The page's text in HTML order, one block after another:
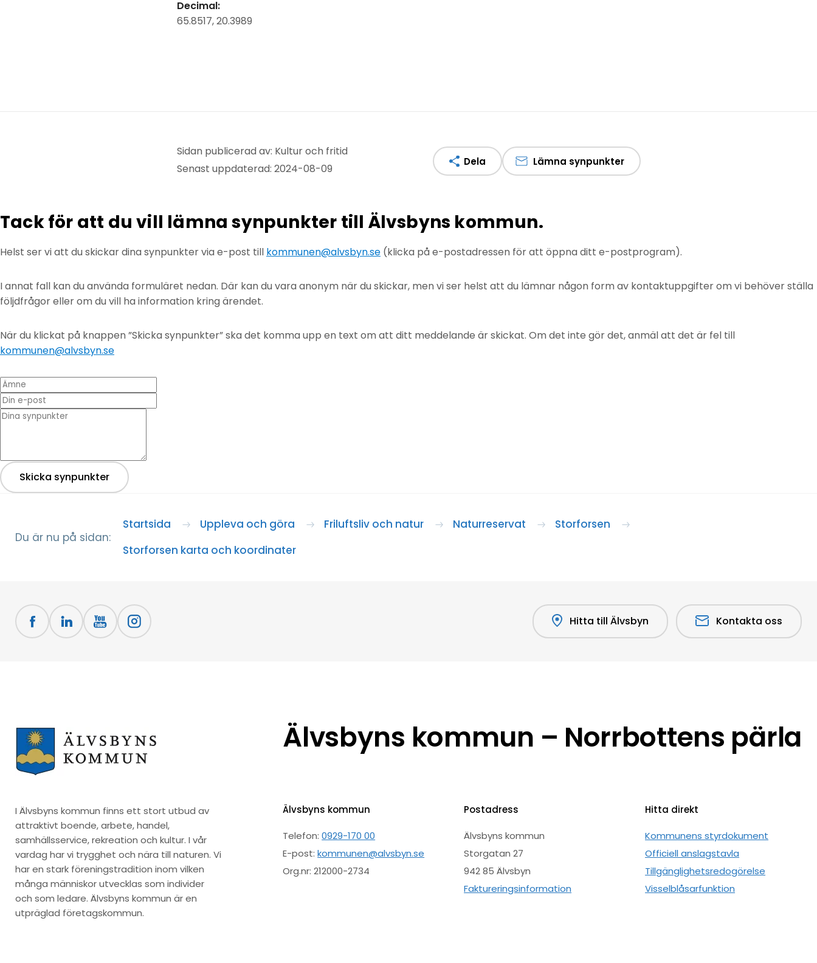
Decimal:
65.8517, 20.3989
Sidan publicerad av: Kultur och fritid
Senast uppdaterad: 2024-08-09
Dela Lämna synpunkter
Tack för att du vill lämna synpunkter till Älvsbyns kommun.
Helst ser vi att du skickar dina synpunkter via e-post till kommunen@alvsbyn.se (klicka på e-postadressen för att öppna ditt e-postprogram).
I annat fall kan du använda formuläret nedan. Där kan du vara anonym när du skickar, men vi ser helst att du lämnar någon form av kontaktuppgifter om vi behöver ställa
följdfrågor eller om du vill ha information kring ärendet.
När du klickat på knappen ”Skicka synpunkter” ska det komma upp en text om att ditt meddelande är skickat. Om det inte gör det, anmäl att det är fel till
kommunen@alvsbyn.se
Ämne
Din e-post
* Dina synpunkter
Skicka synpunkter
Du är nu på sidan:
Startsida Uppleva och göra Friluftsliv och natur Naturreservat
Storforsen
Storforsen karta och koordinater
Hitta till Älvsbyn Kontakta oss
I Älvsbyns kommun finns ett stort utbud av
attraktivt boende, arbete, handel,
samhällsservice, rekreation och kultur. I vår
vardag har vi trygghet och nära till naturen. Vi
har en stark föreningstradition inom vilken
många människor utvecklas som individer
och som ledare. Älvsbyns kommun är en
utpräglad företagskommun.
Älvsbyns kommun – Norrbottens pärla
Älvsbyns kommun
Telefon:0929-170 00
E-post:kommunen@alvsbyn.se
Org.nr: 212000-2734
Postadress
Älvsbyns kommun
Storgatan 27
942 85 Älvsbyn
Faktureringsinformation
Hitta direkt
Kommunens styrdokument
Officiell anslagstavla
Tillgänglighetsredogörelse
Visselblåsarfunktion